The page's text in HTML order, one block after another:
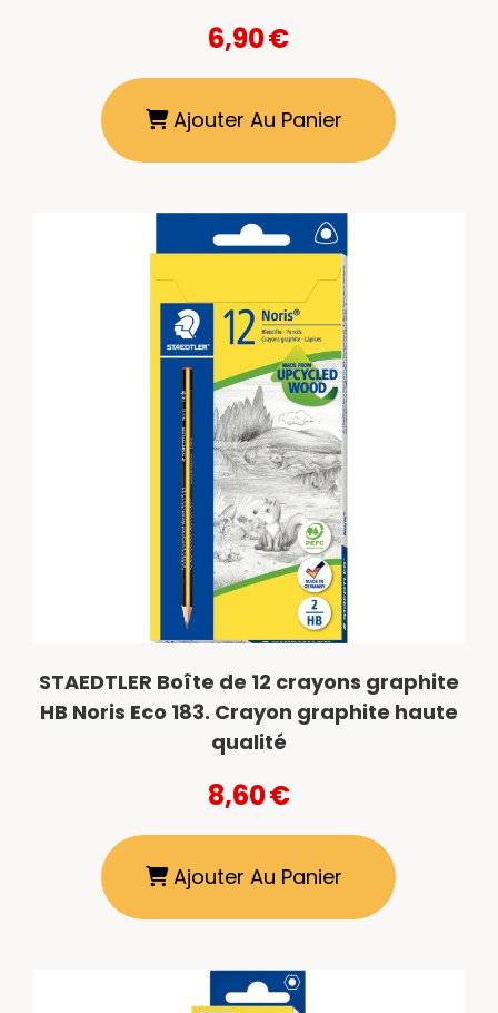
6,90€
Ajouter Au Panier
STAEDTLER Boîte de 12 crayons graphite
HB Noris Eco 183. Crayon graphite haute
qualité
8,60€
Ajouter Au Panier